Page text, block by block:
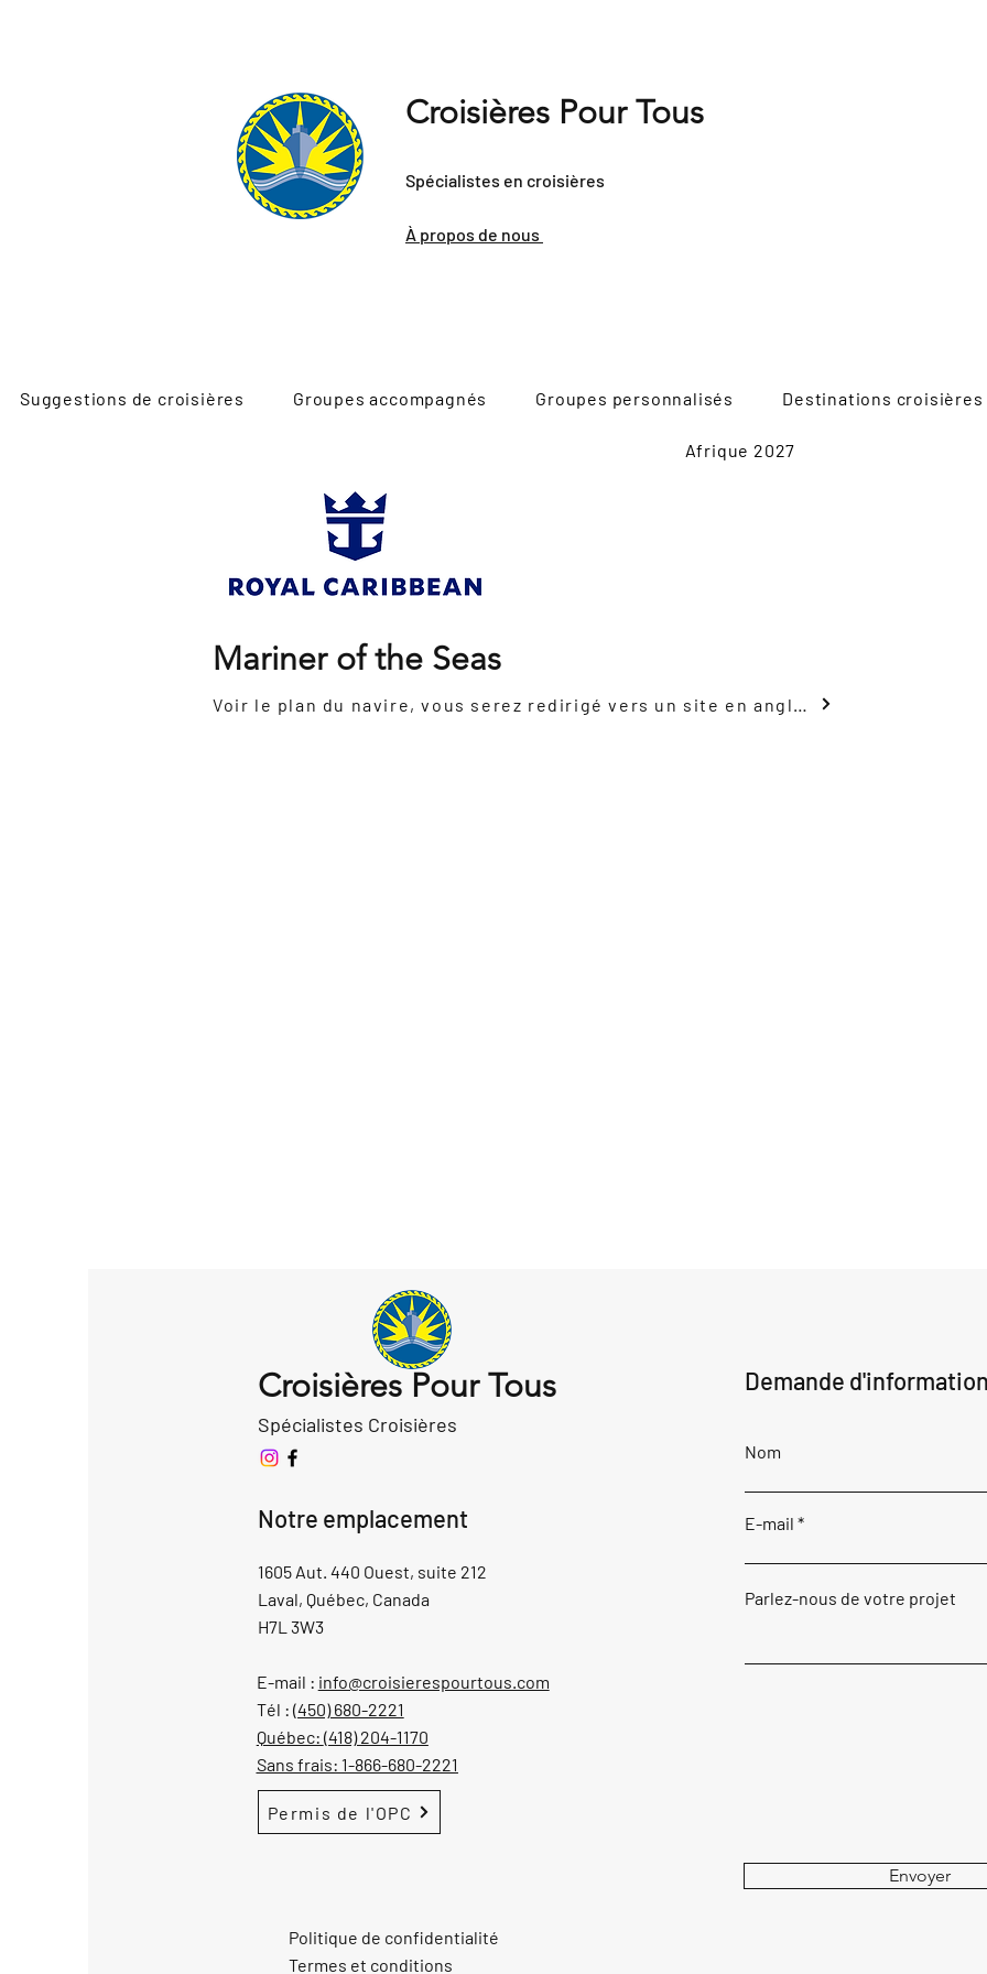
Croisières Pour Tous
Spécialistes en croisières
À propos de nous
Suggestions de croisières Groupes accompagnés Groupes personnalisés Destinations croisières
Afrique 2027
Mariner of the Seas
Croisières Pour Tous
Spécialistes Croisières
Notre emplacement
1605 Aut. 440 Ouest, suite 212
Laval, Québec, Canada
H7L 3W3
E-mail : info@croisierespourtous.com
Tél : (450) 680-2221
Québec: (418) 204-1170
Sans frais: 1-866-680-2221
Permis de l'OPC
Demande
Nom
E-mail
Parlez-nous de votre projet
Envoyer
Politique de confidentialité
Termes et conditions